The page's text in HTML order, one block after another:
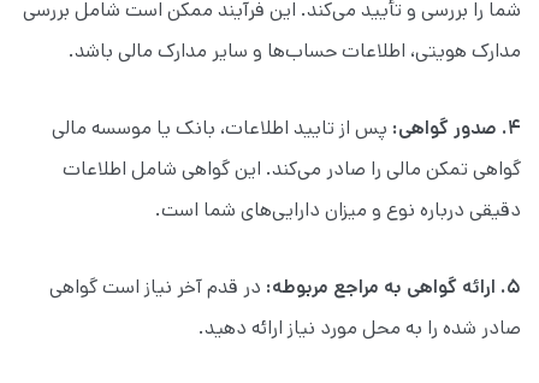
شما را بررسی و تأیید می‌کند. این فرآیند ممکن است شامل بررسی
مدارک هویتی، اطلاعات حساب‌ها و سایر مدارک مالی باشد.
۴. صدور گواهی:
پس از تایید اطلاعات، بانک یا موسسه مالی
گواهی تمکن مالی را صادر می‌کند. این گواهی شامل اطلاعات
دقیقی درباره نوع و میزان دارایی‌های شما است.
۵. ارائه گواهی به مراجع مربوطه:
در قدم آخر نیاز است گواهی
صادر شده را به محل مورد نیاز ارائه دهید.